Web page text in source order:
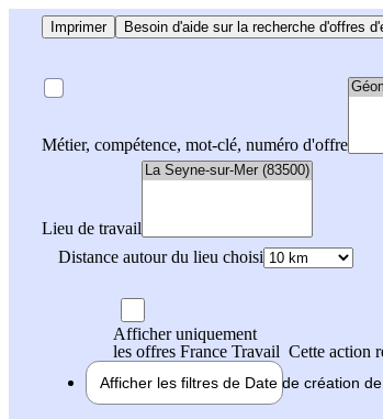
Imprimer Besoin d'aide sur la recherche d'offres
Métier, compétence, mot-clé, numéro d'offre
Lieu de travail
Distance autour du lieu choisi
Afficher uniquement
les offres France Travail Cette action
Afficher les filtres de Date de création